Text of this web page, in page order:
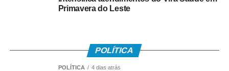
• Recebeu remuneração média mensal de até R$ 2.766
• Teve os dados corretamente informados pelo
empregador no e-Social.
Primavera do Leste
POLÍTICA
POLÍTICA 4 dias atrás